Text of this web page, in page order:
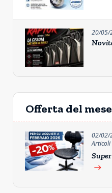
20/05/
Offerta del mese
02/02/
Articoli
east